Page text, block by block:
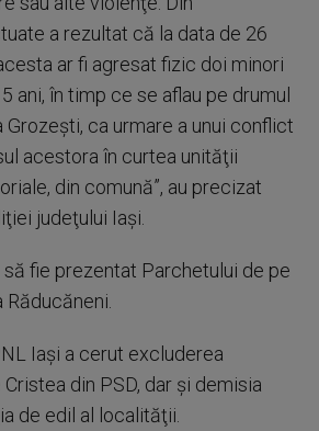
a rezultat că la data de 26
ar fi agresat fizic doi minori
ani, în timp ce se aflau pe drumul
Grozeşti, ca urmare a unui conflict
acestora în curtea unităţii
din comună”, au precizat
judeţului Iaşi.
fie prezentat Parchetului de pe
Iaşi a cerut excluderea
din PSD, dar şi demisia
de edil al localităţii.